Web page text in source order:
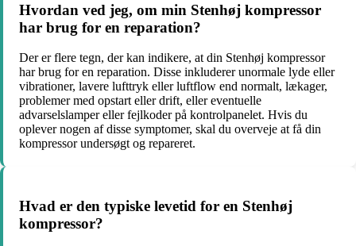
Hvordan ved jeg, om min Stenhøj kompressor
har brug for en reparation?
Der er flere tegn, der kan indikere, at din Stenhøj kompressor
har brug for en reparation. Disse inkluderer unormale lyde eller
vibrationer, lavere lufttryk eller luftflow end normalt, lækager,
problemer med opstart eller drift, eller eventuelle
advarselslamper eller fejlkoder på kontrolpanelet. Hvis du
oplever nogen af disse symptomer, skal du overveje at få din
kompressor undersøgt og repareret.
Hvad er den typiske levetid for en Stenhøj
kompressor?